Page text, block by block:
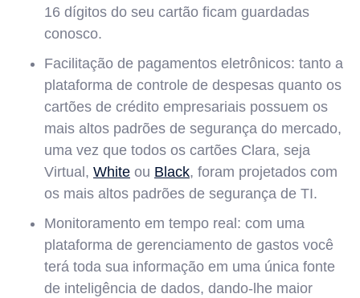
16 dígitos do seu cartão ficam guardadas
conosco.
Facilitação de pagamentos eletrônicos: tanto a
plataforma de controle de despesas quanto os
cartões de crédito empresariais possuem os
mais altos padrões de segurança do mercado,
uma vez que todos os cartões Clara, seja
Virtual, White ou Black, foram projetados com
os mais altos padrões de segurança de TI.
Monitoramento em tempo real: com uma
plataforma de gerenciamento de gastos você
terá toda sua informação em uma única fonte
de inteligência de dados, dando-lhe maior